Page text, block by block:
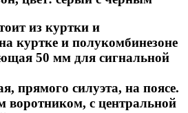
из куртки и
куртке и полукомбинезоне
50 мм для сигнальной
прямого силуэта, на поясе.
с центральной